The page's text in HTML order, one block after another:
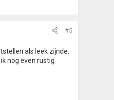
#5
als leek zijnde.
nog even rustig